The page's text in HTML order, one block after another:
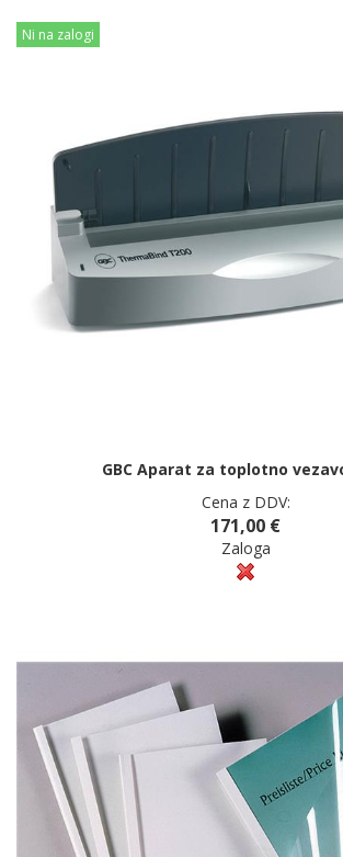
Ni na zalogi
GBC Aparat za toplotno
Cena z DDV:
171,00 €
Zaloga